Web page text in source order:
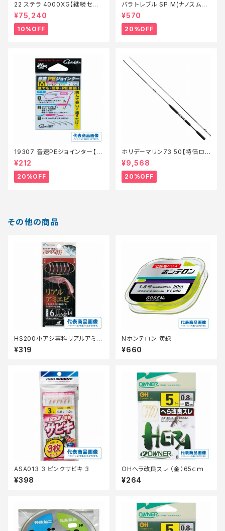
22 ステラ 4000XG【継続セー
ル_リール】【10】
¥75,240
10%OFF
バラ トレブル SP M(ナノスムー
スコート)【特価仕掛】【20】
¥570
20%OFF
19307 音速PEジョインター【特
価仕掛】【20】
¥212
20%OFF
ホリデーマリン73 50【特価ロッ
ド】【20】
¥9,568
20%OFF
その他の商品
HS200小アジ専科リアルアミエ
ビ3号 【継続セール_仕掛】
¥319
Nホンテロン 黄緑
¥660
ASA013 3 ピンクサビキ 3
¥398
OHヘラ改良スレ （金）65ｃｍ
¥264